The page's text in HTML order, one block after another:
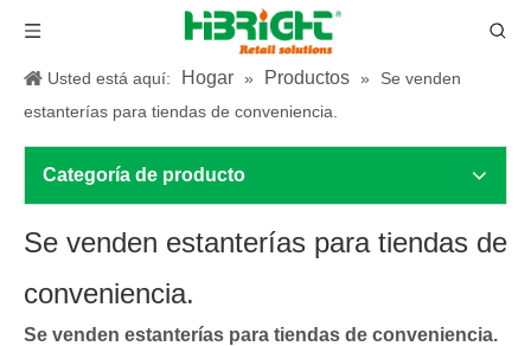
Usted está aquí: Hogar » Productos »
Se venden
estanterías para tiendas de conveniencia.
Categoría de producto
Se venden estanterías para tiendas de
conveniencia.
Se venden estanterías para tiendas de conveniencia.